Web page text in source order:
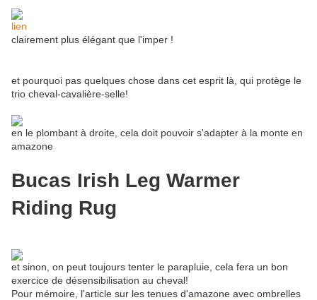
lien
clairement plus élégant que l'imper !
et pourquoi pas quelques chose dans cet esprit là, qui protège le
trio cheval-cavalière-selle!
en le plombant à droite, cela doit pouvoir s'adapter à la monte en
amazone
Bucas Irish Leg Warmer
Riding Rug
et sinon, on peut toujours tenter le parapluie, cela fera un bon
exercice de désensibilisation au cheval!
Pour mémoire, l'article sur les tenues d'amazone avec ombrelles